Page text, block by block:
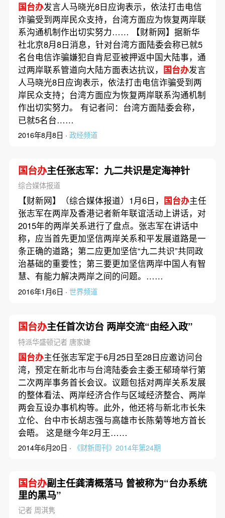
国台办发言人马晓光8日应询表示，依法打击电信
诈骗受到两岸民众支持，台湾方面应为恢复两岸联
系沟通机制作出切实努力…… 【财新网】据新华
社北京8月8日消息，针对台湾方面陆委会称已就5
名台电信诈骗嫌犯自肯尼亚被押返中国大陆事，通
过两岸联系管道向大陆方面表达抗议， 国台办发言
人马晓光8日应询表示，依法打击电信诈骗受到两
岸民众支持；台湾方面应为恢复两岸联系沟通机制
作出切实努力。 有记者问：台湾方面陆委会称，
已就5名台……
2016年8月8日 · 政经频道
国台办主任张志军：九二共识是定海神针
综合媒体报道
【财新网】（综合媒体报道）1月6日， 国台办主任
张志军在两岸及香港记者新年联谊活动上讲话，对
2015年的两岸关系进行了盘点。张志军在讲话中
称，应当首先更加坚信两岸关系和平发展道路是一
条正确的道路；第二应更加坚信“九二共识”共同政
治基础的重要性；第三要更加坚信两岸中国人有智
慧、有能力解决两岸之间的问题。……
2016年1月6日 · 世界频道
国台办主任首次访台 两岸交流“由经入政”
特派华盛顿记者 唐家婕
国台办主任张志军定于6月25日至28日应邀访问台
湾，预定在新北市与台湾陆委会主委王郁琦举行第
二次两岸事务首长会议。议题包括对两岸关系发展
的整体看法、两岸经济合作与区域经济整合、两岸
两会互设办事机构等。此外，他还将与新北市长朱
立伦、台中市长胡志强与高雄市长陈菊等地方首长
会晤。 这是继今年2月王……
2014年6月20日 · 《财新周刊》2014年第24期
国台办副主任龚清概落马 曾被称为“台办系统
里的黑马”
记者 周淇隽